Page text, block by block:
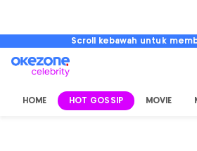
Scroll kebawah untuk
HOME HOT GOSSIP MOVIE